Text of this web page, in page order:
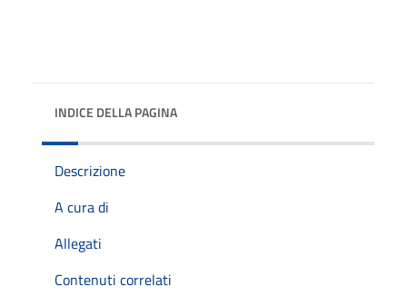
INDICE DELLA PAGINA
Descrizione
A cura di
Allegati
Contenuti correlati